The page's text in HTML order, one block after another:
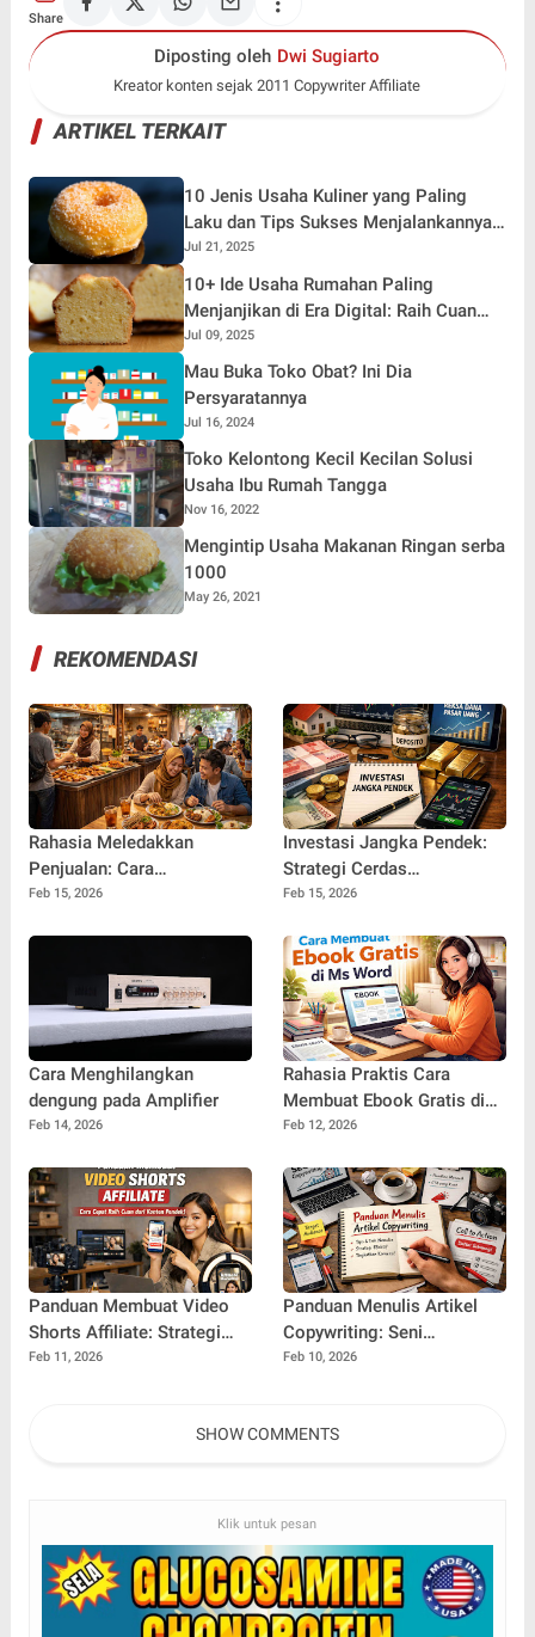
Share
Diposting oleh Dwi Sugiarto
Kreator konten sejak 2011 Copywriter Affiliate
ARTIKEL TERKAIT
10 Jenis Usaha Kuliner yang Paling
Laku dan Tips Sukses Menjalankannya
di Indonesia
Jul 21, 2025
10+ Ide Usaha Rumahan Paling
Menjanjikan di Era Digital: Raih Cuan
dari Rumah!
Jul 09, 2025
Mau Buka Toko Obat? Ini Dia
Persyaratannya
Jul 16, 2024
Toko Kelontong Kecil Kecilan Solusi
Usaha Ibu Rumah Tangga
Nov 16, 2022
Mengintip Usaha Makanan Ringan serba
1000
May 26, 2021
REKOMENDASI
Rahasia Meledakkan
Penjualan: Cara
Meningkatkan Omset
Konsisten
Feb 15, 2026
Investasi Jangka Pendek:
Strategi Cerdas
Mengembangkan Uang
Feb 15, 2026
Cara Menghilangkan
dengung pada Amplifier
Feb 14, 2026
Rahasia Praktis Cara
Membuat Ebook Gratis di
Ms Word yang Profesional
Feb 12, 2026
Panduan Membuat Video
Shorts Affiliate: Strategi
Cepat Menghasilkan Cuan
Feb 11, 2026
Panduan Menulis Artikel
Copywriting: Seni
Merangkai Kata yang
Feb 10, 2026
SHOW COMMENTS
Klik untuk pesan